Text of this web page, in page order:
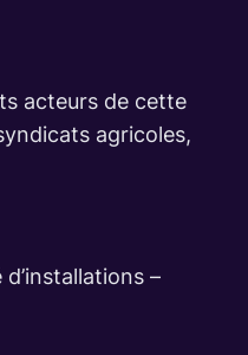
acteurs de cette
agricoles,
–